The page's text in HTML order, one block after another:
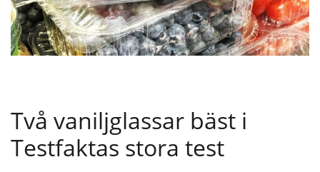
Två vaniljglassar bäst i
Testfaktas stora test